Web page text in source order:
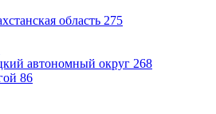
область 275
автономный округ 268
86